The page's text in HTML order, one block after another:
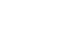
mana pihak
boleh